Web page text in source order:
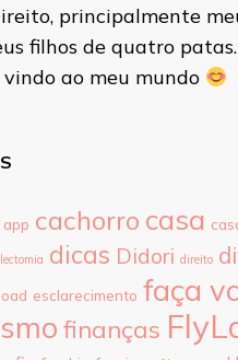
principalmente
filhos de quatro
vindo ao meu mundo
app cachorro casa
dicas Didori direito
esclarecimento faça
finanças